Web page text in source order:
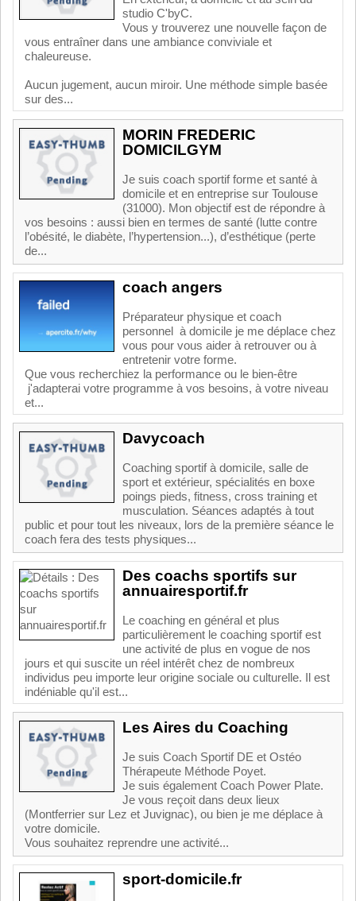
studio C'byC.
Vous y trouverez une nouvelle façon de
vous entraîner dans une ambiance conviviale et
chaleureuse.
Aucun jugement, aucun miroir. Une méthode simple basée
sur des...
MORIN FREDERIC
DOMICILGYM
Je suis coach sportif forme et santé à
domicile et en entreprise sur Toulouse
(31000). Mon objectif est de répondre à
vos besoins : aussi bien en termes de santé (lutte contre
l’obésité, le diabète, l’hypertension...), d’esthétique (perte
de...
coach angers
Préparateur physique et coach
personnel à domicile je me déplace chez
vous pour vous aider à retrouver ou à
entretenir votre forme.
Que vous recherchiez la performance ou le bien-être
j'adapterai votre programme à vos besoins, à votre niveau
et...
Davycoach
Coaching sportif à domicile, salle de
sport et extérieur, spécialités en boxe
poings pieds, fitness, cross training et
musculation. Séances adaptés à tout
public et pour tout les niveaux, lors de la première séance le
coach fera des tests physiques...
Des coachs sportifs sur
annuairesportif.fr
Le coaching en général et plus
particulièrement le coaching sportif est
une activité de plus en vogue de nos
jours et qui suscite un réel intérêt chez de nombreux
individus peu importe leur origine sociale ou culturelle. Il est
indéniable qu'il est...
Les Aires du Coaching
Je suis Coach Sportif DE et Ostéo
Thérapeute Méthode Poyet.
Je suis également Coach Power Plate.
Je vous reçoit dans deux lieux
(Montferrier sur Lez et Juvignac), ou bien je me déplace à
votre domicile.
Vous souhaitez reprendre une activité...
sport-domicile.fr